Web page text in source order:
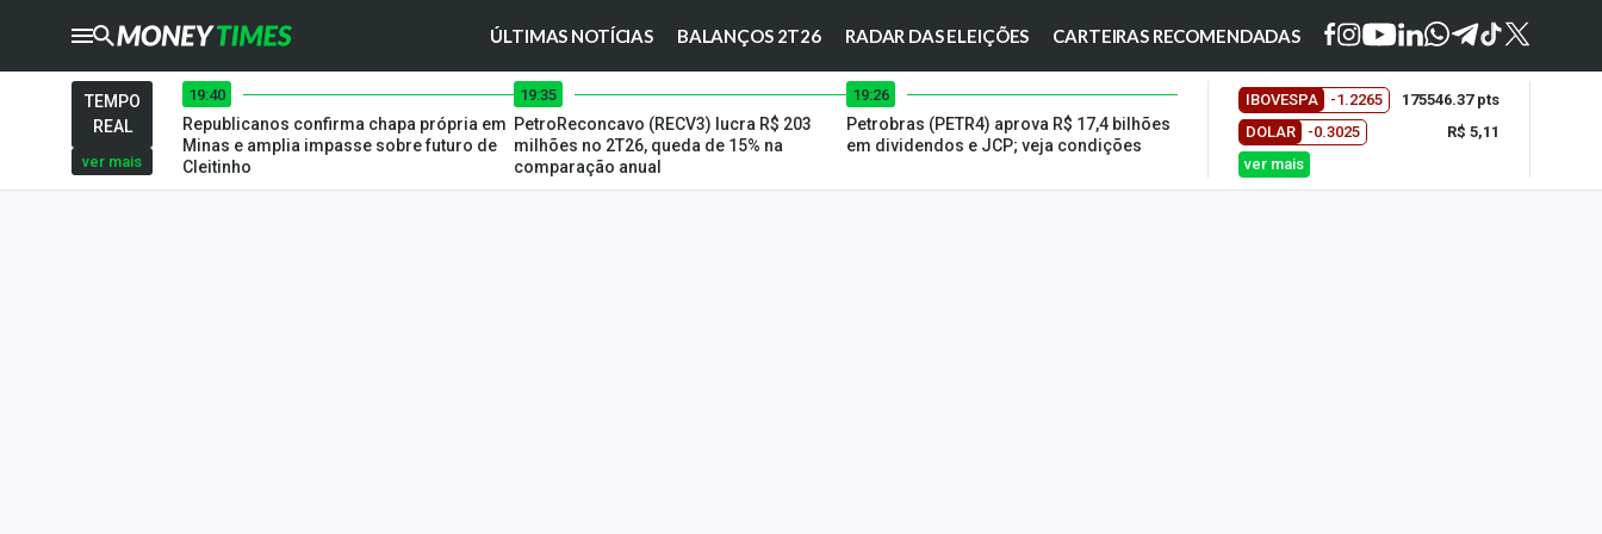
ÚLTIMAS NOTÍCIAS BALANÇOS 2T26 RADAR DAS ELEIÇÕES CARTEIRAS RECOMENDADAS
CRYPTOTIMES
TIMES
Ibovespa
TEMPO
REAL
ver mais
19:40
Republicanos confirma chapa própria em
Minas e amplia impasse sobre futuro de
Cleitinho
19:35
PetroReconcavo (RECV3) lucra R$ 203
milhões no 2T26, queda de 15% na
comparação anual
19:26
Petrobras (PETR4) aprova R$ 17,4 bilhões
em dividendos e JCP; veja condições
IBOVESPA -1.2265
175546.37 pts
DOLAR
-0.3025
R$ 5,11
ver mais